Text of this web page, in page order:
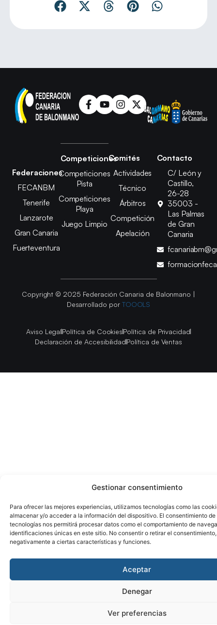
Gestionar consentimiento
Para ofrecer las mejores experiencias, utilizamos tecnologías como las
almacenar y/o acceder a la información del dispositivo. El consentimiento de
tecnologías nos permitirá procesar datos como el comportamiento de
identificaciones únicas en este sitio. No consentir o retirar el
negativamente a ciertas características y funciones.
Aceptar
Denegar
Ver preferencias
Federaciones
FECANBM
Tenerife
Lanzarote
Gran Canaria
Fuerteventura
Competiciones
Competiciones
Pista
Competiciones
Playa
Juego Limpio
Comités
Actividades
Técnico
Árbitros
Competición
Apelación
Contacto
C/ León y
Castillo,
26-28
35003 -
Las Palmas
de Gran
Canaria
Copyright © 2025 Federación Canaria de Balonmano |
Desarrollado por TOOOLS
Aviso LegalPolítica de CookiesPolítica de Privacidad
Declaración de AccesibilidadPolítica de Ventas